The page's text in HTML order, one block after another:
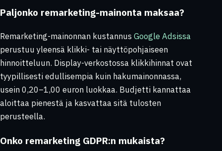
Paljonko remarketing-mainonta maksaa?
Remarketing-mainonnan kustannus Google Adsissa
perustuu yleensä klikki- tai näyttöpohjaiseen
hinnoitteluun. Display-verkostossa klikkihinnat ovat
tyypillisesti edullisempia kuin hakumainonnassa,
usein 0,20–1,00 euron luokkaa. Budjetti kannattaa
aloittaa pienestä ja kasvattaa sitä tulosten
perusteella.
Onko remarketing GDPR:n mukaista?